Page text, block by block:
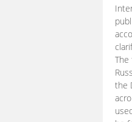
The
the